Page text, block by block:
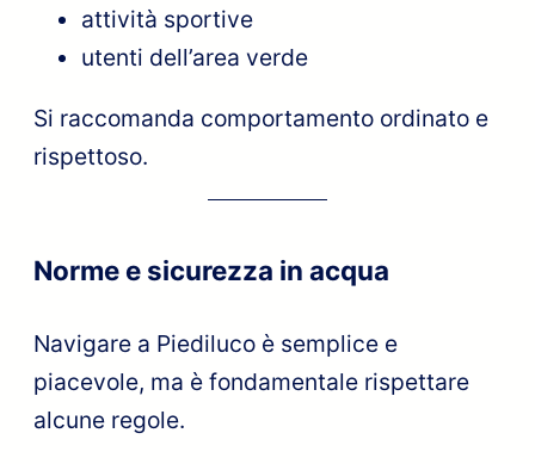
attività sportive
utenti dell’area verde
Si raccomanda comportamento ordinato e
rispettoso.
Norme e sicurezza in acqua
Navigare a Piediluco è semplice e
piacevole, ma è fondamentale rispettare
alcune regole.